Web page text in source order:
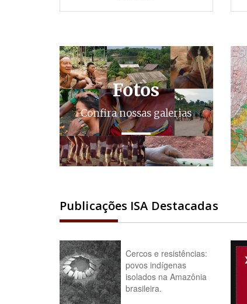
Fotos
Confira nossas galerias
Publicações ISA Destacadas
Cercos e resistências:
povos indígenas
isolados na Amazônia
brasileira.